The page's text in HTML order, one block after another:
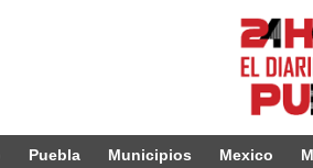
Puebla Municipios Mexico